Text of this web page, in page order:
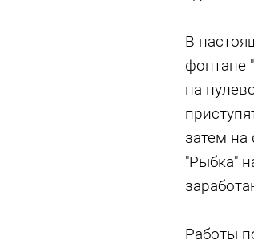
В
фонтане
на
затем на
"Рыбка"
Работы